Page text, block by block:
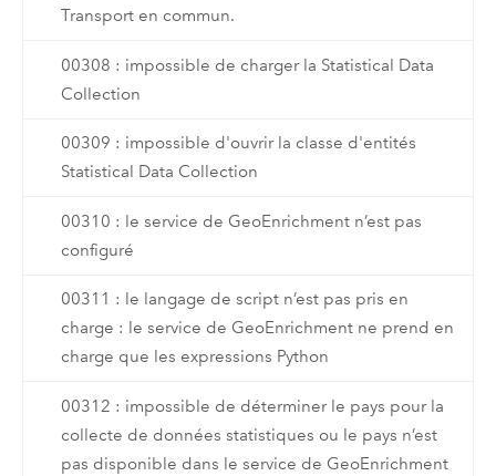
Transport en commun.
00308 : impossible de charger la Statistical Data
Collection
00309 : impossible d'ouvrir la classe d'entités
Statistical Data Collection
00310 : le service de GeoEnrichment n’est pas
configuré
00311 : le langage de script n’est pas pris en
charge : le service de GeoEnrichment ne prend en
charge que les expressions Python
00312 : impossible de déterminer le pays pour la
collecte de données statistiques ou le pays n’est
pas disponible dans le service de GeoEnrichment